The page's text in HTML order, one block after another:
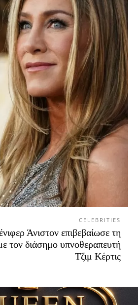
CELEBRITIES
Άνιστον επιβεβαίωσε τη
τον διάσημο υπνοθεραπευτή
Τζιμ Κέρτις